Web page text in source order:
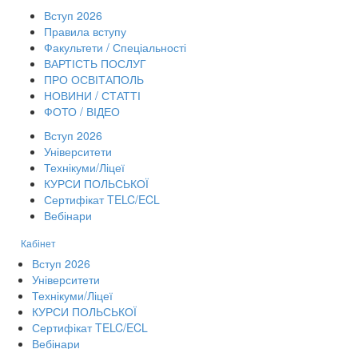
Вступ 2026
Правила вступу
Факультети / Спеціальності
ВАРТІСТЬ ПОСЛУГ
ПРО ОСВІТАПОЛЬ
НОВИНИ / СТАТТІ
ФОТО / ВІДЕО
Вступ 2026
Університети
Технікуми/Ліцеї
КУРСИ ПОЛЬСЬКОЇ
Сертифікат TELC/ECL
Вебінари
Кабінет
Вступ 2026
Університети
Технікуми/Ліцеї
КУРСИ ПОЛЬСЬКОЇ
Сертифікат TELC/ECL
Вебінари